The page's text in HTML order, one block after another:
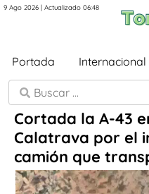
9 Ago 2026 | Actualizado 06:48
Portada Internacional
Cortada la A-43
Calatrava por el
camión que